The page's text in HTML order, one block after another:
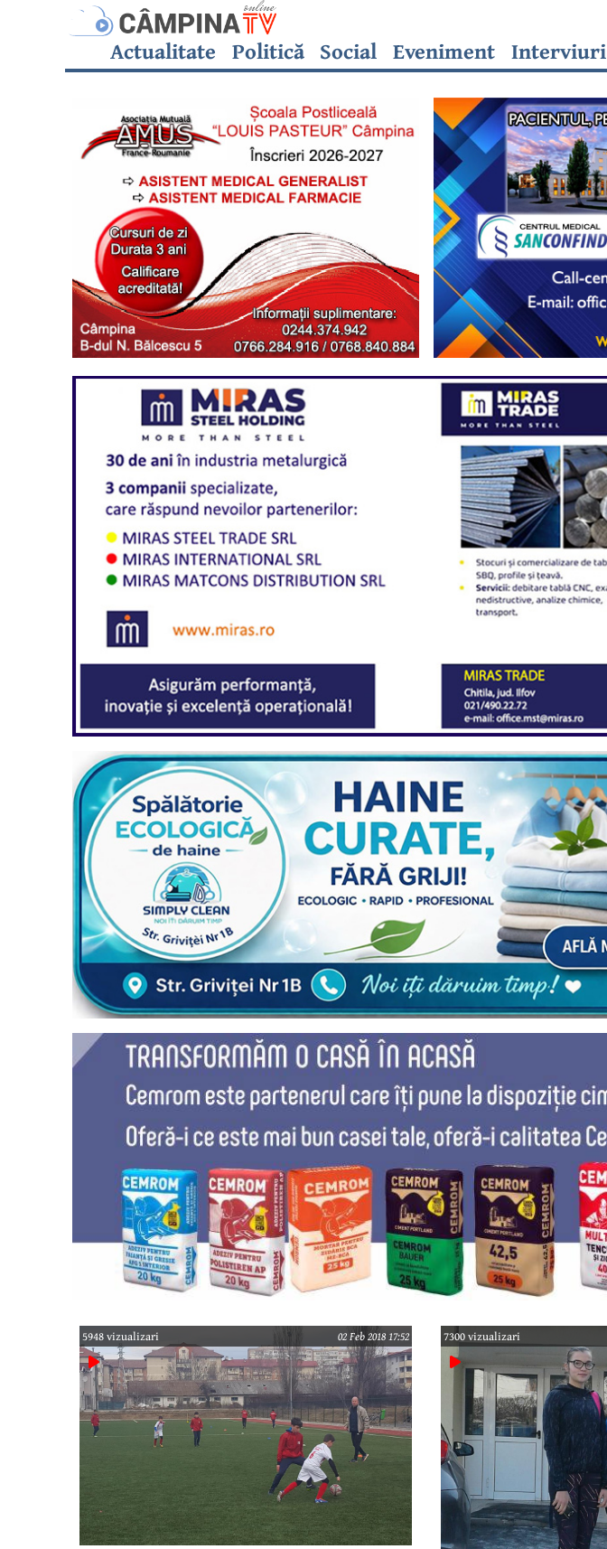
Actualitate Politică Social Eveniment Interviuri
5948 vizualizari 02 Feb 2018 17:52 7300 vizualizari